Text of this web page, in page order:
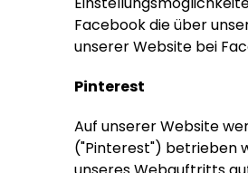
Facebook die über
unserer Website bei
Pinterest
Auf unserer Website
("Pinterest") betrieben